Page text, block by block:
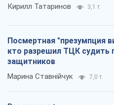
Кирилл Татаринов 3,1 т.
Посмертная "презумпция
кто разрешил ТЦК судить
защитников
Марина Ставнійчук 7,0 т.